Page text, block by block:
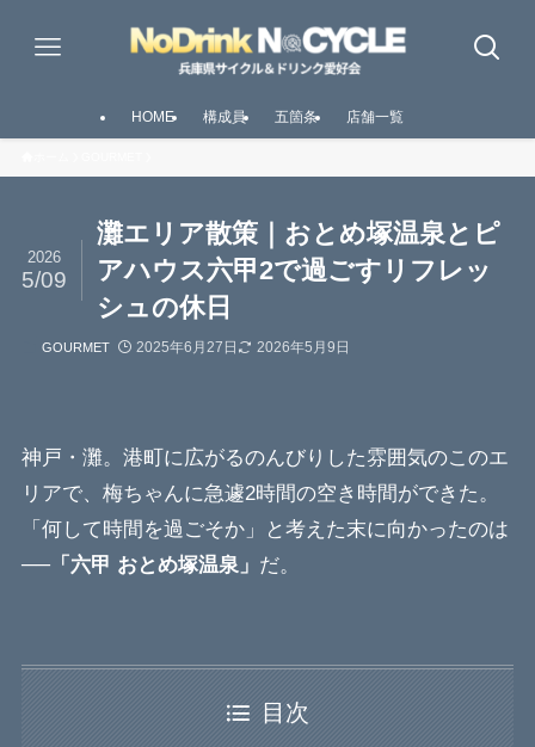
HOME 構成員 五箇条 店舗一覧
灘エリア散策｜おとめ塚温泉とピ
アハウス六甲2で過ごすリフレッ
シュの休日
2026
5/09
GOURMET 2025年6月27日 2026年5月9日
神戸・灘。港町に広がるのんびりした雰囲気のこのエ
リアで、梅ちゃんに急遽2時間の空き時間ができた。
「何して時間を過ごそか」と考えた末に向かったのは
──「六甲 おとめ塚温泉」 だ。
目次